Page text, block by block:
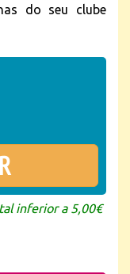
do seu clube
inferior a 5,00€